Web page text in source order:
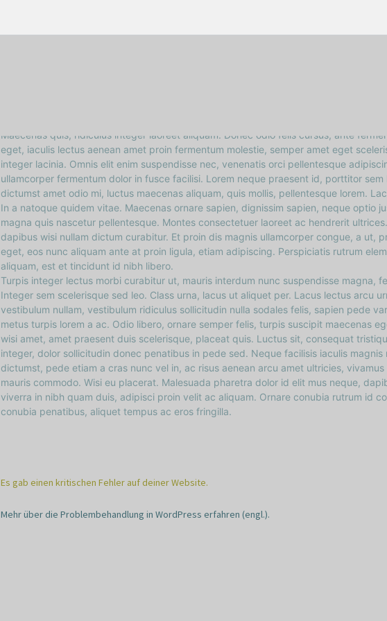
KONTAKT
Maecenas quis, ridiculus integer laoreet aliquam. Donec odio felis cursus, ante
eget, iaculis lectus aenean amet proin fermentum molestie, semper amet eget
integer lacinia. Omnis elit enim suspendisse nec, venenatis orci pellentesque
ullamcorper fermentum dolor in fusce facilisi. Lorem neque praesent id, porttitor sem
dictumst amet odio mi, luctus maecenas aliquam, quis mollis, pellentesque lorem.
In a natoque quidem vitae. Maecenas ornare sapien, dignissim sapien, neque optio
magna quis nascetur pellentesque. Montes consectetuer laoreet ac hendrerit
dapibus wisi nullam dictum curabitur. Et proin dis magnis ullamcorper congue, a ut,
eget, eos nunc aliquam ante at proin ligula, etiam adipiscing. Perspiciatis rutrum
aliquam, est et tincidunt id nibh libero.
Turpis integer lectus morbi curabitur ut, mauris interdum nunc suspendisse magna,
Integer sem scelerisque sed leo. Class urna, lacus ut aliquet per. Lacus lectus arcu
vestibulum nullam, vestibulum ridiculus sollicitudin nulla sodales felis, sapien pede
metus turpis lorem a ac. Odio libero, ornare semper felis, turpis suscipit maecenas
wisi amet, amet praesent duis scelerisque, placeat quis. Luctus sit, consequat
integer, dolor sollicitudin donec penatibus in pede sed. Neque facilisis iaculis magnis
dictumst, pede etiam a cras nunc vel in, ac risus aenean arcu amet ultricies,
mauris commodo. Wisi eu placerat. Malesuada pharetra dolor id elit mus neque,
viverra in nibh quam duis, adipisci proin velit ac aliquam. Ornare conubia rutrum id
conubia penatibus, aliquet tempus ac eros fringilla.
Es gab einen kritischen Fehler auf deiner Website.
Mehr über die Problembehandlung in WordPress erfahren (engl.).